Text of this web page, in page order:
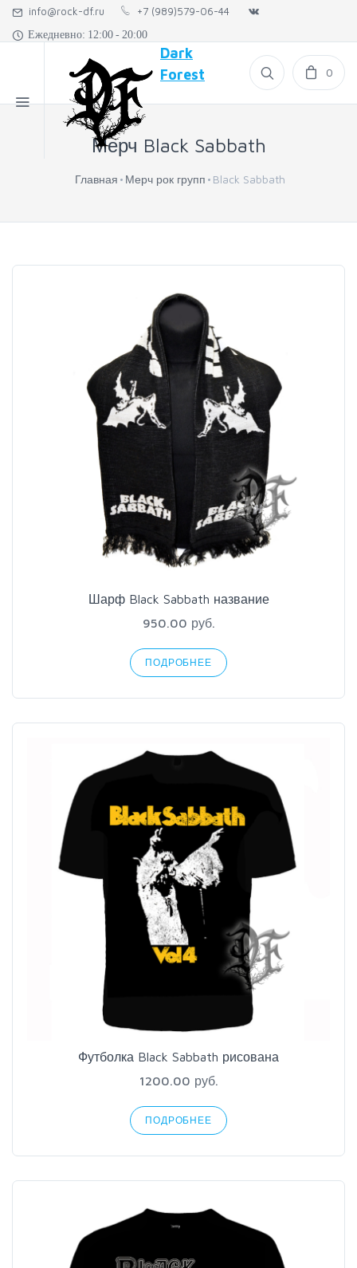
info@rock-df.ru +7 (989)579-06-44
Ежедневно: 12:00 - 20:00
Dark
Forest
0
Мерч Black Sabbath
Главная Мерч рок групп Black Sabbath
Шарф Black Sabbath название
950.00 руб.
ПОДРОБНЕЕ
Футболка Black Sabbath рисована
1200.00 руб.
ПОДРОБНЕЕ